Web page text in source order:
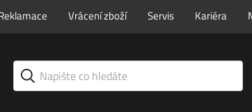
Vrácení zboží Servis Kariéra